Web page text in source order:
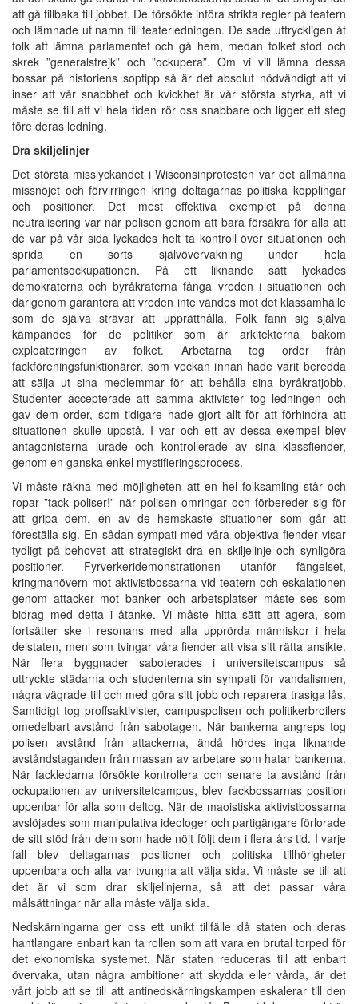
att gå tillbaka till jobbet. De försökte införa strikta regler på teatern
och lämnade ut namn till teaterledningen. De sade uttryckligen åt
folk att lämna parlamentet och gå hem, medan folket stod och
skrek ”generalstrejk” och ”ockupera”. Om vi vill lämna dessa
bossar på historiens soptipp så är det absolut nödvändigt att vi
inser att vår snabbhet och kvickhet är vår största styrka, att vi
måste se till att vi hela tiden rör oss snabbare och ligger ett steg
före deras ledning.
Dra skiljelinjer
Det största misslyckandet i Wisconsinprotesten var det allmänna
missnöjet och förvirringen kring deltagarnas politiska kopplingar
och positioner. Det mest effektiva exemplet på denna
neutralisering var när polisen genom att bara försäkra för alla att
de var på vår sida lyckades helt ta kontroll över situationen och
sprida en sorts självövervakning under hela
parlamentsockupationen. På ett liknande sätt lyckades
demokraterna och byråkraterna fånga vreden i situationen och
därigenom garantera att vreden inte vändes mot det klassamhälle
som de själva strävar att upprätthålla. Folk fann sig själva
kämpandes för de politiker som är arkitekterna bakom
exploateringen av folket. Arbetarna tog order från
fackföreningsfunktionärer, som veckan innan hade varit beredda
att sälja ut sina medlemmar för att behålla sina byråkratjobb.
Studenter accepterade att samma aktivister tog ledningen och
gav dem order, som tidigare hade gjort allt för att förhindra att
situationen skulle uppstå. I var och ett av dessa exempel blev
antagonisterna lurade och kontrollerade av sina klassfiender,
genom en ganska enkel mystifieringsprocess.
Vi måste räkna med möjligheten att en hel folksamling står och
ropar ”tack poliser!” när polisen omringar och förbereder sig för
att gripa dem, en av de hemskaste situationer som går att
föreställa sig. En sådan sympati med våra objektiva fiender visar
tydligt på behovet att strategiskt dra en skiljelinje och synligöra
positioner. Fyrverkeridemonstrationen utanför fängelset,
kringmanövern mot aktivistbossarna vid teatern och eskalationen
genom attacker mot banker och arbetsplatser måste ses som
bidrag med detta i åtanke. Vi måste hitta sätt att agera, som
fortsätter ske i resonans med alla upprörda människor i hela
delstaten, men som tvingar våra fiender att visa sitt rätta ansikte.
När flera byggnader saboterades i universitetscampus så
uttryckte städarna och studenterna sin sympati för vandalismen,
några vägrade till och med göra sitt jobb och reparera trasiga lås.
Samtidigt tog proffsaktivister, campuspolisen och politikerbroilers
omedelbart avstånd från sabotagen. När bankerna angreps tog
polisen avstånd från attackerna, ändå hördes inga liknande
avståndstaganden från massan av arbetare som hatar bankerna.
När fackledarna försökte kontrollera och senare ta avstånd från
ockupationen av universitetcampus, blev fackbossarnas position
uppenbar för alla som deltog. När de maoistiska aktivistbossarna
avslöjades som manipulativa ideologer och partigängare förlorade
de sitt stöd från dem som hade nöjt följt dem i flera års tid. I varje
fall blev deltagarnas positioner och politiska tillhörigheter
uppenbara och alla var tvungna att välja sida. Vi måste se till att
det är vi som drar skiljelinjerna, så att det passar våra
målsättningar när alla måste välja sida.
Nedskärningarna ger oss ett unikt tillfälle då staten och deras
hantlangare enbart kan ta rollen som att vara en brutal torped för
det ekonomiska systemet. När staten reduceras till att enbart
övervaka, utan några ambitioner att skydda eller vårda, är det
vårt jobb att se till att antinedskärningskampen eskalerar till den